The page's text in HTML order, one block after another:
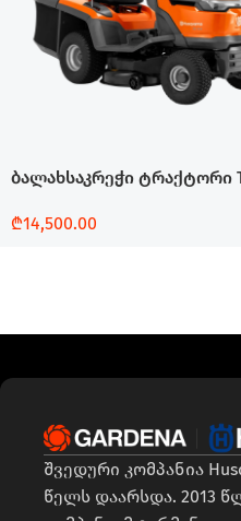
ბალახსაკრეჭი ტრაქტორი
₾14,500.00
შვედური კომპანია
წელს დაარსდა. 2013